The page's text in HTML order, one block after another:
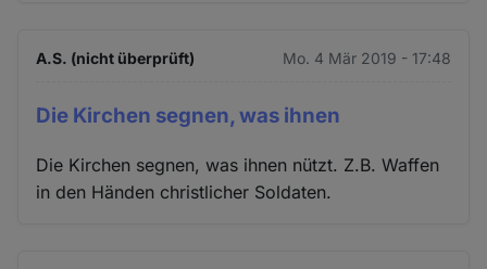
A.S. (nicht überprüft) Mo. 4 Mär 2019 - 17:48
Die Kirchen segnen, was ihnen
Die Kirchen segnen, was ihnen nützt. Z.B. Waffen
in den Händen christlicher Soldaten.